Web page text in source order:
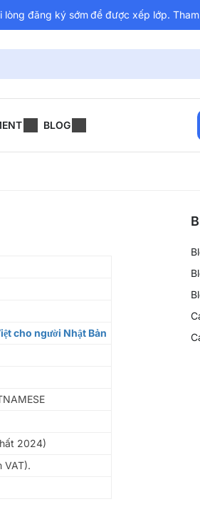
lòng đăng ký sớmđể được xếp lớp.
BLOG
cho người Nhật Bản
2024)
VAT).